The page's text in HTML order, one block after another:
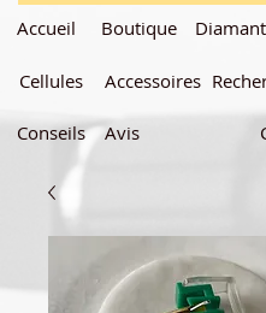
Accueil
Cellules
Conseils
Boutique
Accessoires
Avis